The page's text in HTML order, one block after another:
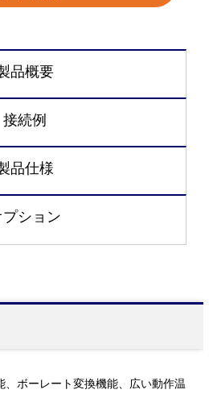
品概要
接続例
品仕様
プション
、ボーレート変換機能、広い動作温